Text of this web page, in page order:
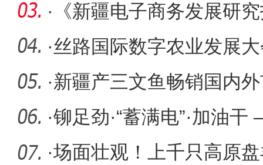
·
《新疆电子商务发展研
炉 首府综
·丝路国际数字农业发展
·新疆产三文鱼畅销国内
·铆足劲·“蓄满电”·加油
项
·场面壮观！上千只高原